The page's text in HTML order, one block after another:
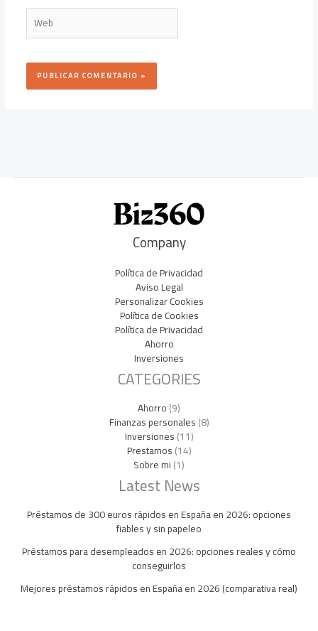
Web
Company
Política de Privacidad
Aviso Legal
Personalizar Cookies
Política de Cookies
Política de Privacidad
Ahorro
Inversiones
CATEGORIES
Ahorro(9)
Finanzas personales(8)
Inversiones(11)
Prestamos(14)
Sobre mi(1)
Latest News
Préstamos de 300 euros rápidos en España en 2026: opciones
fiables y sin papeleo
Préstamos para desempleados en 2026: opciones reales y cómo
conseguirlos
Mejores préstamos rápidos en España en 2026 (comparativa real)